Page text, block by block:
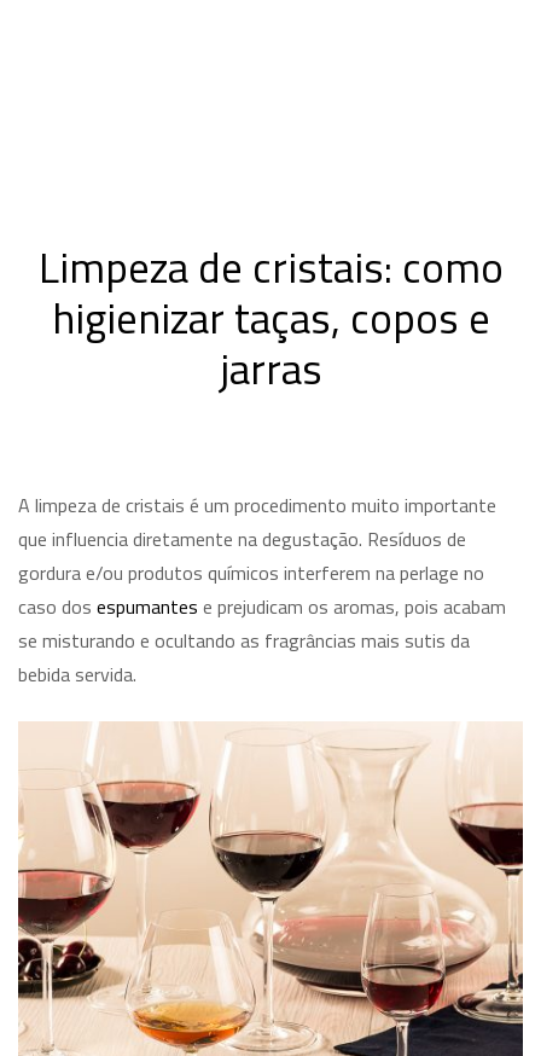
Limpeza de cristais: como
higienizar taças, copos e
jarras
A limpeza de cristais é um procedimento muito importante
que influencia diretamente na degustação. Resíduos de
gordura e/ou produtos químicos interferem na perlage no
caso dos espumantes e prejudicam os aromas, pois acabam
se misturando e ocultando as fragrâncias mais sutis da
bebida servida.